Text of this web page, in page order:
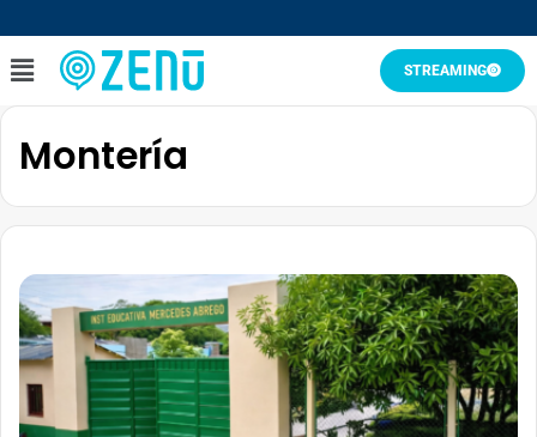
STREAMING
Montería